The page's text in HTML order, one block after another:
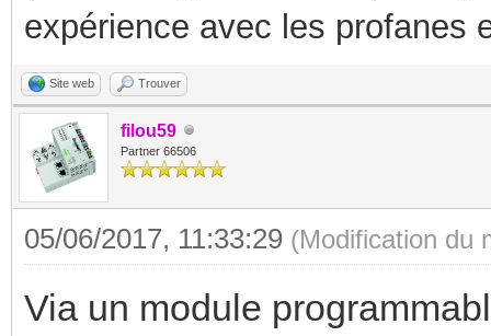
expérience avec les profanes
Site web Trouver
filou59
Partner 66506
05/06/2017, 11:33:29 (Modification du
Via un module